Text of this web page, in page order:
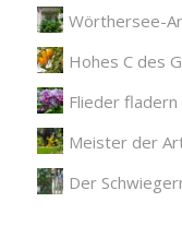
Wörthersee-
Hohes C des
Flieder fladern
Meister der
Der